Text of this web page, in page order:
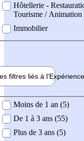
Hôtellerie -
Tourisme / Animation
Immobilier
filtres liés à l'Expérience
demandée
Moins de 1 an (5)
De 1 à 3 ans (55)
Plus de 3 ans (5)